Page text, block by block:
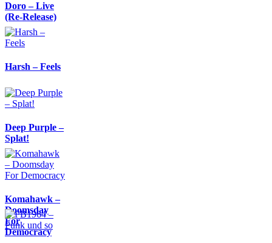
Doro – Live
(Re-Release)
Harsh – Feels
Deep Purple –
Splat!
Komahawk –
Doomsday
For
Democracy